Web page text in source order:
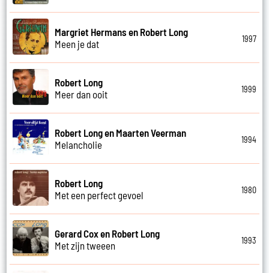
Margriet Hermans en Robert Long
Meen je dat
1997
Robert Long
Meer dan ooit
1999
Robert Long en Maarten Veerman
Melancholie
1994
Robert Long
Met een perfect gevoel
1980
Gerard Cox en Robert Long
Met zijn tweeen
1993